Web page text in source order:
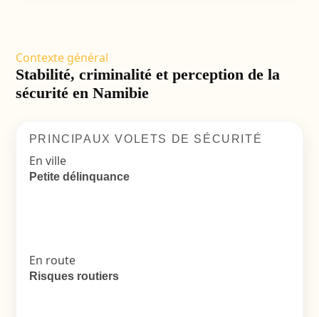
Contexte général
Stabilité, criminalité et perception de la
sécurité en Namibie
PRINCIPAUX VOLETS DE SÉCURITÉ
En ville
Petite délinquance
En route
Risques routiers